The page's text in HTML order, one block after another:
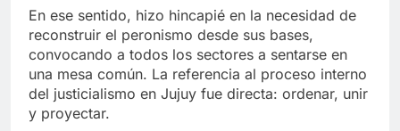
En ese sentido, hizo hincapié en la necesidad de
reconstruir el peronismo desde sus bases,
convocando a todos los sectores a sentarse en
una mesa común. La referencia al proceso interno
del justicialismo en Jujuy fue directa: ordenar, unir
y proyectar.